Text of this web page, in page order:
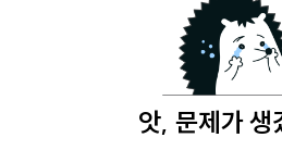
앗, 문제가 생